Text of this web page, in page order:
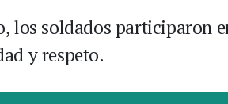
los soldados participaron
y respeto.